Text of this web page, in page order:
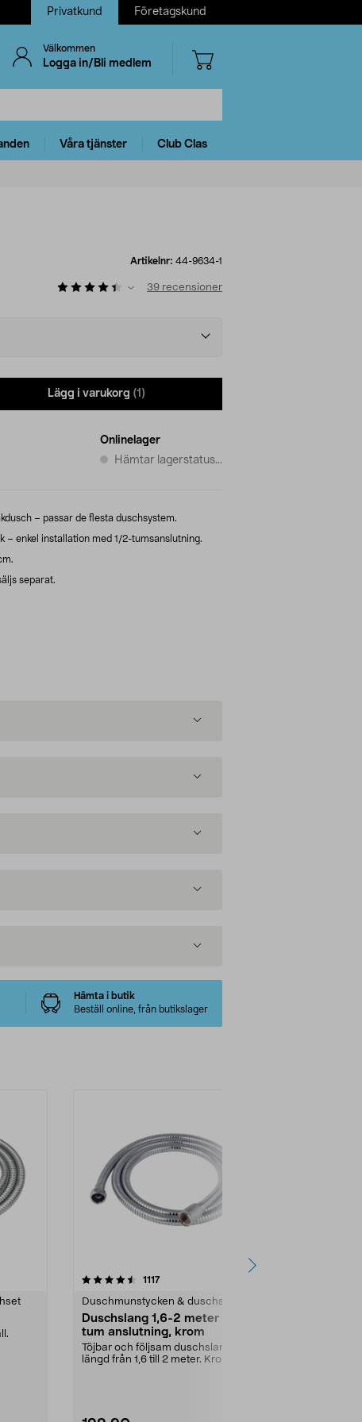
Privatkund Företagskund
Välkommen
Logga in/Bli medlem
Våra tjänster Club Clas
Artikelnr: 44-9634-1
39 recensioner
Lägg i varukorg (1)
Onlinelager
Hämtar lagerstatus...
– passar de flesta duschsystem.
– enkel installation med 1/2-tumsanslutning.
separat.
Hämta i butik
Beställ online, från butikslager
1117recensioner
Duschmunstycken & duschset
Duschslang 1,6-2 meter 1/2
tum anslutning, krom
Töjbar och följsam duschslang –
längd från 1,6 till 2 meter. Kromad
4.0 av 5 stjärnor